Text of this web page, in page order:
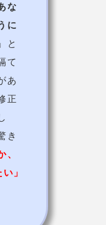
な
に
」と
て
あ
正
き
」